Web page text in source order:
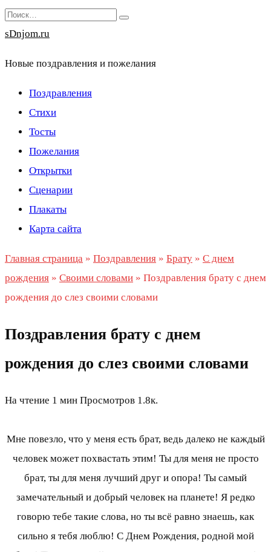
Перейти
к
Search
for:
sDnjom.ru
Новые поздравления и пожелания
Поздравления
Стихи
Тосты
Пожелания
Открытки
Сценарии
Плакаты
Карта сайта
Главная страница » Поздравления » Брату » С днем
рождения » Своими словами » Поздравления брату с днем
рождения до слез своими словами
Поздравления брату с днем
рождения до слез своими словами
На чтение 1 мин Просмотров 1.8к.
Мне повезло, что у меня есть брат, ведь далеко не каждый
человек может похвастать этим! Ты для меня не просто
брат, ты для меня лучший друг и опора! Ты самый
замечательный и добрый человек на планете! Я редко
говорю тебе такие слова, но ты всё равно знаешь, как
сильно я тебя люблю! С Днем Рождения, родной мой